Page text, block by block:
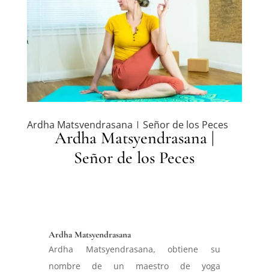
Ardha Matsyendrasana | Señor de los Peces
Sarah Banos|Mar 27, 2021| Asanas
Ardha Matsyendrasana |
Señor de los Peces
Ardha Matsyendrasana
Ardha Matsyendrasana, obtiene su
nombre de un maestro de yoga